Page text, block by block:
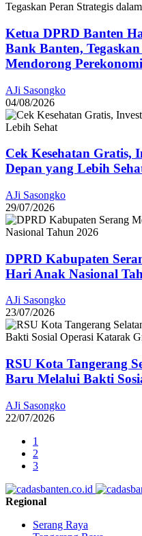
Ketua DPRD Banten
Bank Banten,
Mendorong
AJi Sasongko
04/08/2026
Cek Kesehatan Gratis,
Depan yang Lebih
AJi Sasongko
29/07/2026
DPRD Kabupaten
Hari Anak Nasional
AJi Sasongko
23/07/2026
RSU Kota Tangerang
Baru Melalui Bakti
AJi Sasongko
22/07/2026
1
2
3
Regional
Serang Raya